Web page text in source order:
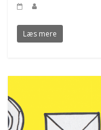
Læs mere